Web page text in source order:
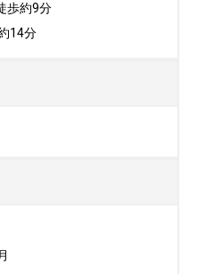
歩約9分
14分